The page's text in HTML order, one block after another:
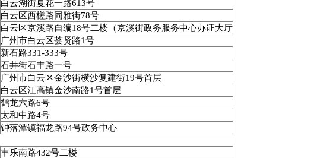
白云湖街夏花一路613号
白云区西槎路同雅街78号
白云区京溪路自编18号二楼（京溪街政务服务中心办证大厅
广州市白云区荟贤路1号
新石路331-333号
石井街石丰路一号
广州市白云区金沙街横沙复建街19号首层
白云区江高镇金沙南路1号首层
鹤龙六路6号
太和中路4号
钟落潭镇福龙路94号政务中心
丰乐南路432号二楼